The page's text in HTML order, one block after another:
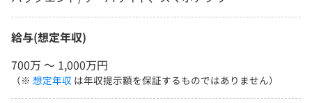
給与(想定年収)
700万 〜 1,000万円
（※ 想定年収 は年収提示額を保証するものではありません）